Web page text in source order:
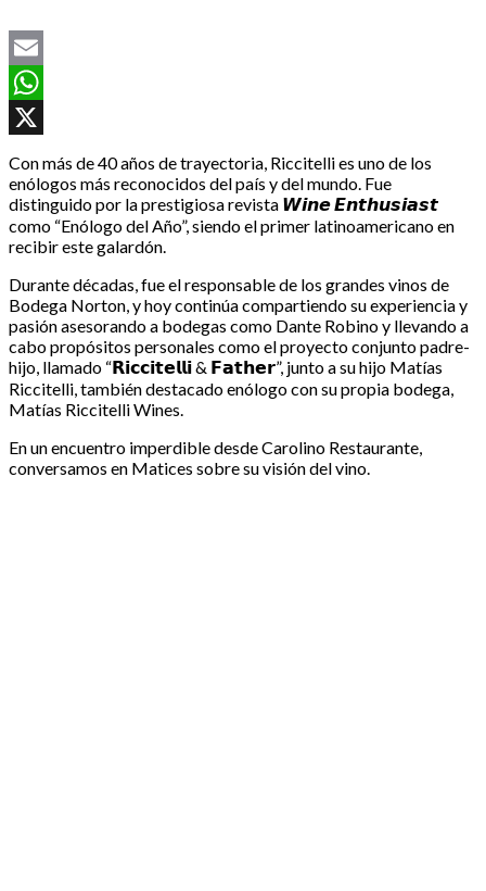
Email
WhatsApp
Con más de 40 años de trayectoria, Riccitelli es uno de los
enólogos más reconocidos del país y del mundo. Fue
distinguido por la prestigiosa revista 𝙒𝙞𝙣𝙚 𝙀𝙣𝙩𝙝𝙪𝙨𝙞𝙖𝙨𝙩
como “Enólogo del Año”, siendo el primer latinoamericano en
recibir este galardón.
Durante décadas, fue el responsable de los grandes vinos de
Bodega Norton, y hoy continúa compartiendo su experiencia y
pasión asesorando a bodegas como Dante Robino y llevando a
cabo propósitos personales como el proyecto conjunto padre-
hijo, llamado “𝗥𝗶𝗰𝗰𝗶𝘁𝗲𝗹𝗹𝗶 & 𝗙𝗮𝘁𝗵𝗲𝗿”, junto a su hijo Matías
Riccitelli, también destacado enólogo con su propia bodega,
Matías Riccitelli Wines.
En un encuentro imperdible desde Carolino Restaurante,
conversamos en Matices sobre su visión del vino.